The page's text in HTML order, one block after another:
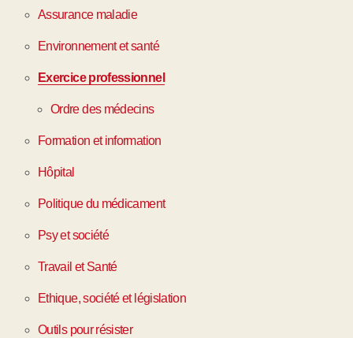
Assurance maladie
Environnement et santé
Exercice professionnel
Ordre des médecins
Formation et information
Hôpital
Politique du médicament
Psy et société
Travail et Santé
Ethique, société et législation
Outils pour résister